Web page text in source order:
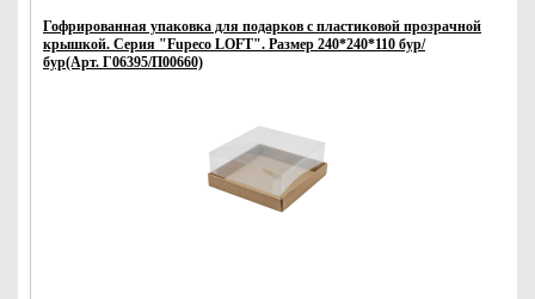
Гофрированная упаковка для подарков с пластиковой прозрачной
крышкой. Серия "Fupeco LOFT". Размер 240*240*110 бур/
бур(Арт. Г06395/П00660)